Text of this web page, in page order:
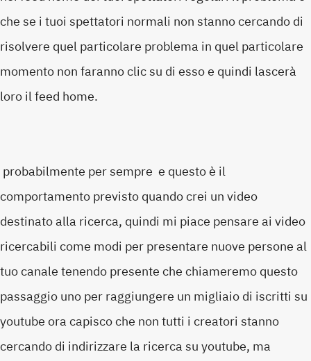
che se i tuoi spettatori normali non stanno cercando di
risolvere quel particolare problema in quel particolare
momento non faranno clic su di esso e quindi lascerà
loro il feed home.
probabilmente per sempre e questo è il
comportamento previsto quando crei un video
destinato alla ricerca, quindi mi piace pensare ai video
ricercabili come modi per presentare nuove persone al
tuo canale tenendo presente che chiameremo questo
passaggio uno per raggiungere un migliaio di iscritti su
youtube ora capisco che non tutti i creatori stanno
cercando di indirizzare la ricerca su youtube, ma